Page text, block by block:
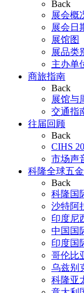
Back
展会概
展会日
展馆图
展品类
主办单
商旅指南
Back
展馆与
交通指
往届回顾
Back
CIHS
市场声
科隆全球五
Back
科隆国
沙特阿
印度尼
中国国
印度国
哥伦比
乌兹别
科隆亚